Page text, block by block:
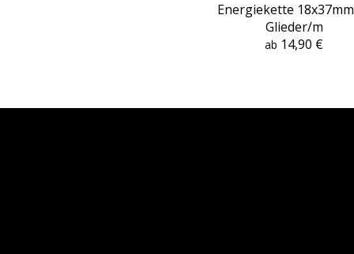
Energiekette
Glieder/m
ab 14,90 €